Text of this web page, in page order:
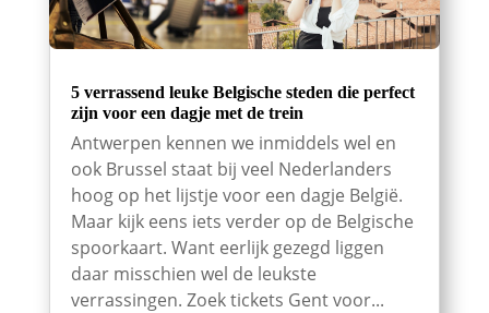
5 verrassend leuke Belgische steden die perfect
zijn voor een dagje met de trein
Antwerpen kennen we inmiddels wel en
ook Brussel staat bij veel Nederlanders
hoog op het lijstje voor een dagje België.
Maar kijk eens iets verder op de Belgische
spoorkaart. Want eerlijk gezegd liggen
daar misschien wel de leukste
verrassingen. Zoek tickets Gent voor...